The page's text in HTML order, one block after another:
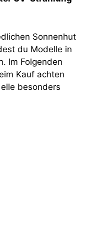
Sonnenhut
du Modelle in
Im Folgenden
Kauf achten
besonders